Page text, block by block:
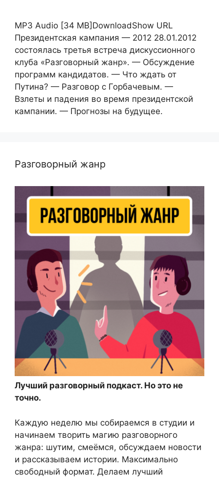
MP3 Audio [34 MB]DownloadShow URL
Президентская кампания — 2012 28.01.2012
состоялась третья встреча дискуссионного
клуба «Разговорный жанр». — Обсуждение
программ кандидатов. — Что ждать от
Путина? — Разговор с Горбачевым. —
Взлеты и падения во время президентской
кампании. — Прогнозы на будущее.
Разговорный жанр
Лучший разговорный подкаст. Но это не
точно.
Каждую неделю мы собираемся в студии и
начинаем творить магию разговорного
жанра: шутим, смеёмся, обсуждаем новости
и рассказываем истории. Максимально
свободный формат. Делаем лучший